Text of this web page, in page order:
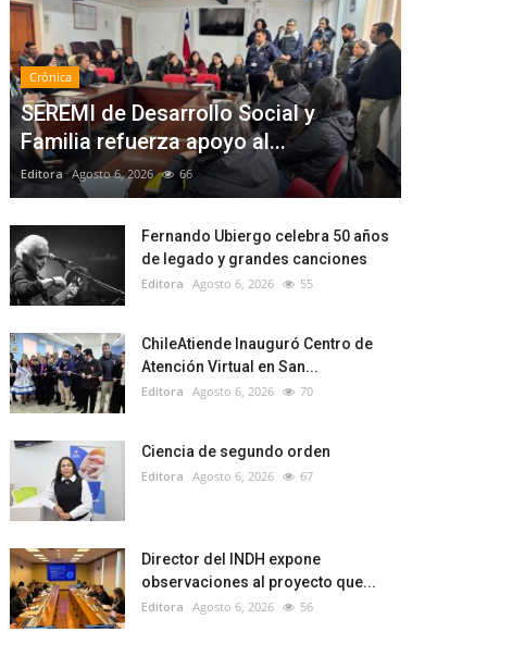
Crónica
SEREMI de Desarrollo Social y
Familia refuerza apoyo al...
Editora Agosto 6, 2026 66
Fernando Ubiergo celebra 50 años
de legado y grandes canciones
Editora Agosto 6, 2026 55
ChileAtiende Inauguró Centro de
Atención Virtual en San...
Editora Agosto 6, 2026 70
Ciencia de segundo orden
Editora Agosto 6, 2026 67
Director del INDH expone
observaciones al proyecto que...
Editora Agosto 6, 2026 56